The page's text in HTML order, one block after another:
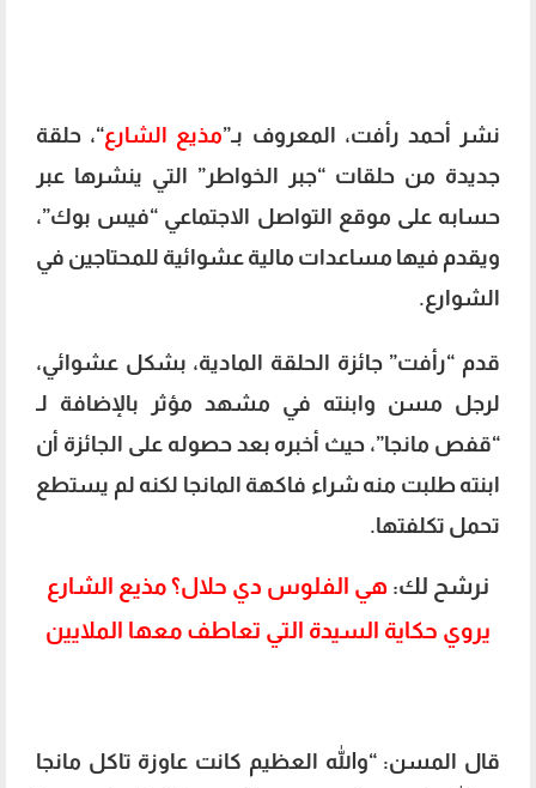
نشر أحمد رأفت، المعروف بـ”مذيع الشارع“، حلقة
جديدة من حلقات “جبر الخواطر” التي ينشرها عبر
حسابه على موقع التواصل الاجتماعي “فيس بوك”،
ويقدم فيها مساعدات مالية عشوائية للمحتاجين في
الشوارع.
قدم “رأفت” جائزة الحلقة المادية، بشكل عشوائي،
لرجل مسن وابنته في مشهد مؤثر بالإضافة لـ
“قفص مانجا”، حيث أخبره بعد حصوله على الجائزة أن
ابنته طلبت منه شراء فاكهة المانجا لكنه لم يستطع
تحمل تكلفتها.
نرشح لك: هي الفلوس دي حلال؟ مذيع الشارع
يروي حكاية السيدة التي تعاطف معها الملايين
قال المسن: “والله العظيم كانت عاوزة تاكل مانجا